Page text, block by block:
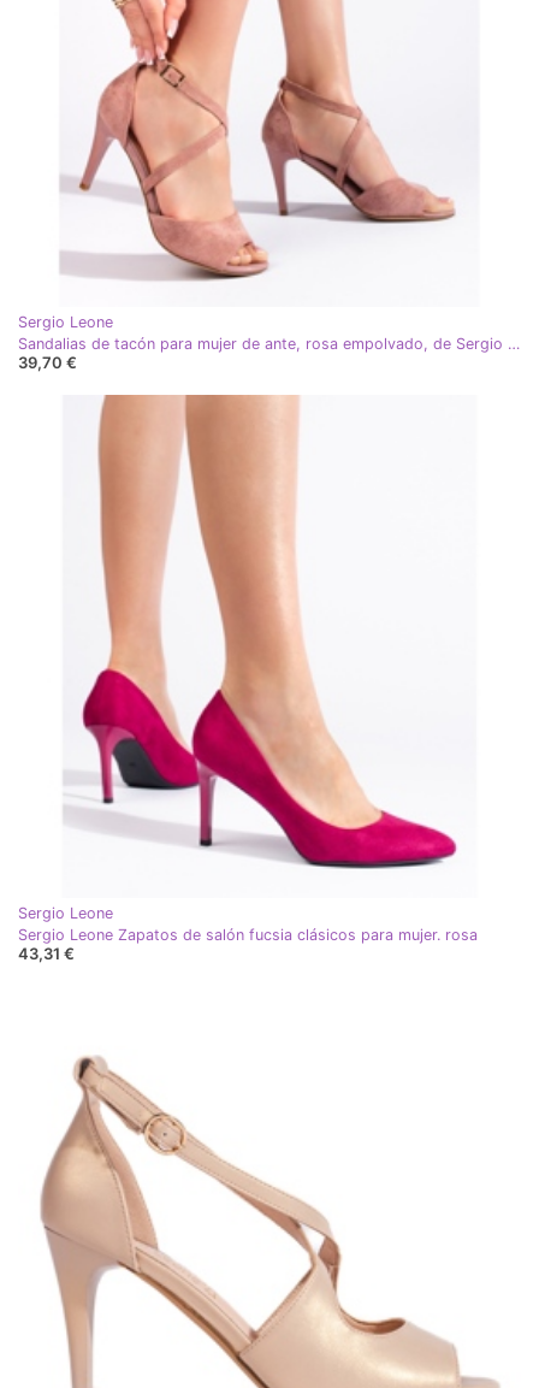
Sergio Leone
Sandalias de tacón para mujer de ante, rosa empolvado, de Sergio Leone
39,70 €
Sergio Leone
Sergio Leone Zapatos de salón fucsia clásicos para mujer. rosa
43,31 €